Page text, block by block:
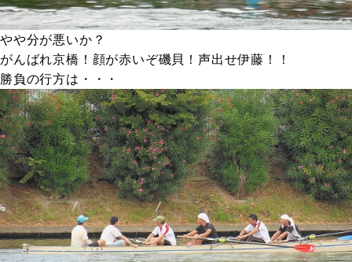
やや分が悪いか？
がんばれ京橋！顔が赤いぞ磯貝！声出せ伊藤！！
勝負の行方は・・・